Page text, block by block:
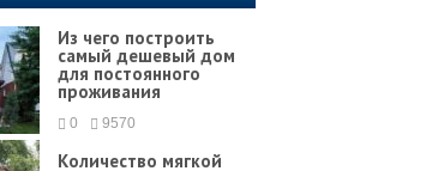
Из чего построить
самый дешевый дом
для постоянного
проживания
0 9570
Количество мягкой